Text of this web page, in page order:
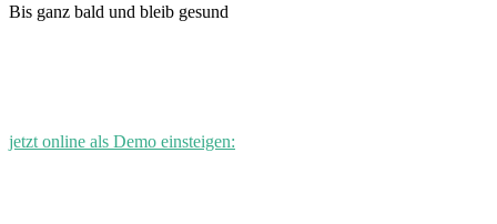
Bis ganz bald und bleib gesund
jetzt online als Demo einsteigen: